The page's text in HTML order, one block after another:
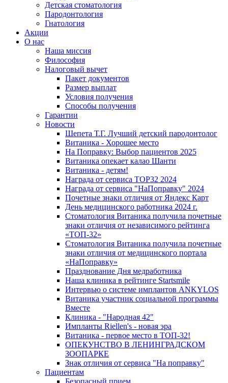
Детская стоматология
Пародонтология
Гнатология
Акции
О нас
Наша миссия
Философия
Налоговый вычет
Пакет документов
Размер выплат
Условия получения
Способы получения
Гарантии
Новости
Шепета Т.Г. Лучший детский пародонтолог
Витаника - Хорошее место
На Поправку: Выбор пациентов 2025
Витаника опекает калао Шанти
Витаника - детям!
Награда от сервиса TOP32 2024
Награда от сервиса "НаПоправку" 2024
Почетные знаки отличия от Яндекс Карт
День медицинского работника 2024 г.
Стоматология Витаника получила почетные
знаки отличия от независимого рейтинга
«ТОП-32»
Стоматология Витаника получила почетные
знаки отличия от медицинского портала
«НаПоправку»
Празднование Дня медработника
Наша клиника в рейтинге Startsmile
Интервью о системе имплантов ANKYLOS
Витаника участник социальной программы
Вместе
Клиника - "Народная 42"
Импланты Riellen's - новая эра
Витаника - первое место в ТОП-32!
ОПЕКУНСТВО В ЛЕНИНГРАДСКОМ
ЗООПАРКЕ
Знак отличия от сервиса "На поправку"
Пациентам
Безопасный прием